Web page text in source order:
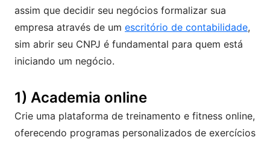
assim que decidir seu negócios formalizar sua
empresa através de um escritório de contabilidade,
sim abrir seu CNPJ é fundamental para quem está
iniciando um negócio.
1) Academia online
Crie uma plataforma de treinamento e fitness online,
oferecendo programas personalizados de exercícios